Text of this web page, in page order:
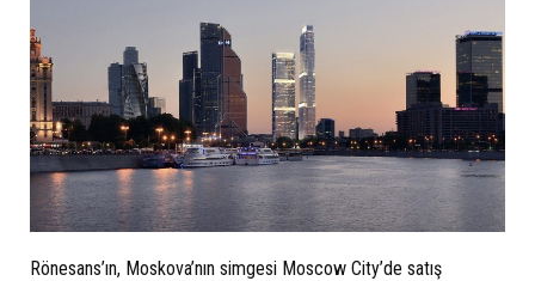
Rönesans’ın, Moskova’nın simgesi Moscow City’de satış